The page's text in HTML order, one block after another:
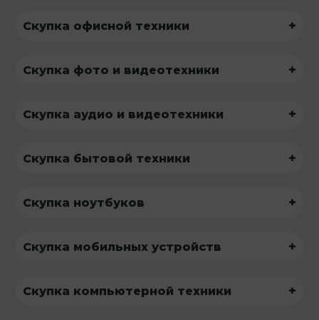
Скупка офисной техники +
Скупка фото и видеотехники +
Скупка аудио и видеотехники +
Скупка бытовой техники +
Скупка ноутбуков +
Скупка мобильных устройств +
Скупка компьютерной техники +